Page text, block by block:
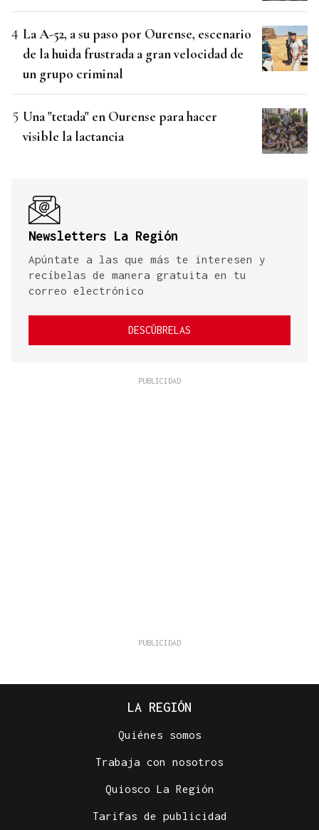
La A-52, a su paso por Ourense, escenario
de la huida frustrada a gran velocidad de
un grupo criminal
Una "tetada" en Ourense para hacer
visible la lactancia
Newsletters La Región
Apúntate a las que más te interesen y
recíbelas de manera gratuita en tu
correo electrónico
DESCÚBRELAS
LA REGIÓN
Quiénes somos
Trabaja con nosotros
Quiosco La Región
Tarifas de publicidad